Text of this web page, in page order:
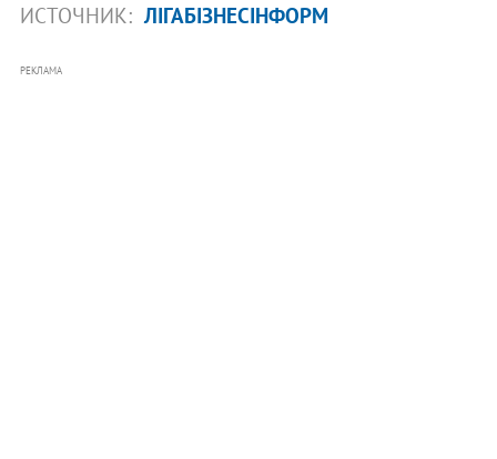
ИСТОЧНИК: ЛІГАБІЗНЕСІНФОРМ
РЕКЛАМА